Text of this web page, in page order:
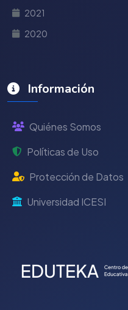
2021
2020
Información
Quiénes Somos
Políticas de Uso
Protección de Datos
Universidad ICESI